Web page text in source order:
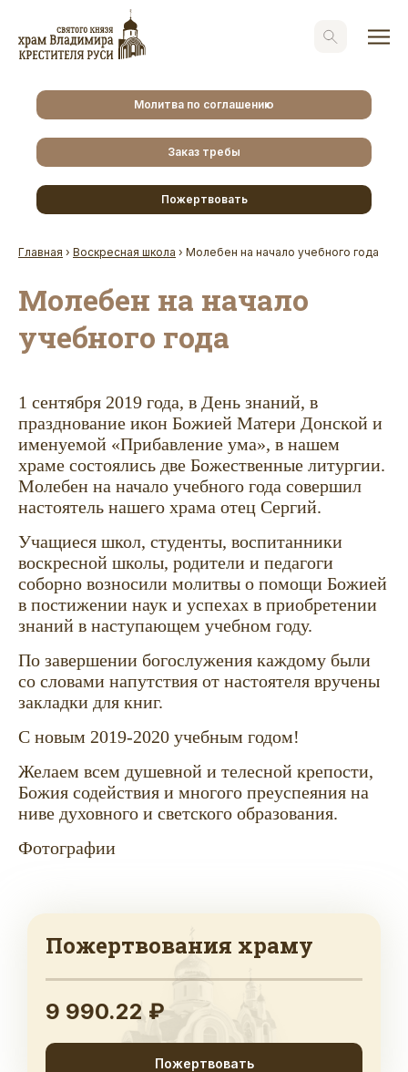
Молитва по соглашению
Заказ требы
Пожертвовать
Главная › Воскресная школа › Молебен на начало учебного года
Молебен на начало
учебного года
1 сентября 2019 года, в День знаний, в
празднование икон Божией Матери Донской и
именуемой «Прибавление ума», в нашем
храме состоялись две Божественные литургии.
Молебен на начало учебного года совершил
настоятель нашего храма отец Сергий.
Учащиеся школ, студенты, воспитанники
воскресной школы, родители и педагоги
соборно возносили молитвы о помощи Божией
в постижении наук и успехах в приобретении
знаний в наступающем учебном году.
По завершении богослужения каждому были
со словами напутствия от настоятеля вручены
закладки для книг.
С новым 2019-2020 учебным годом!
Желаем всем душевной и телесной крепости,
Божия содействия и многого преуспеяния на
ниве духовного и светского образования.
Фотографии
Пожертвования храму
9 990.22 ₽
Пожертвовать